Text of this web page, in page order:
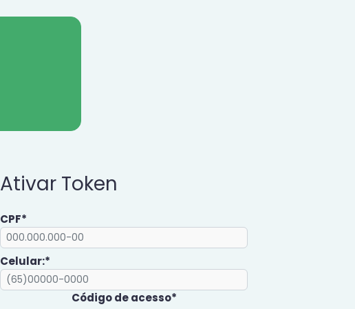
Ativar Token
CPF*
Celular:*
Código de acesso*